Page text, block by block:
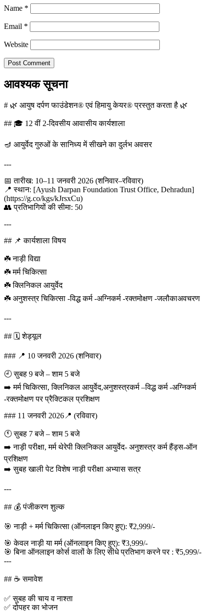
Name *
Email *
Website
आवश्यक सूचना
# 🌿 आयुष दर्पण फाउंडेशन® एवं हिमायु केयर® प्रस्तुत करता है 🌿
## 🎓 12 वीं 2-दिवसीय आवासीय कार्यशाला
🪔 आयुर्वेद गुरुओं के सानिध्य में सीखने का दुर्लभ अवसर
---
📅 तारीख: 10–11 जनवरी 2026 (शनिवार–रविवार)
📍 स्थान: [Ayush Darpan Foundation Trust Office, Dehradun]
(https://g.co/kgs/kJrsxCu)
👥 प्रतिभागियों की सीमा: 50
---
## 📌 कार्यशाला विषय
☘️ नाड़ी विद्या
☘️ मर्म चिकित्सा
☘️ क्लिनिकल आयुर्वेद
☘️ अनुशस्त्र चिकित्सा -विद्ध कर्म -अग्निकर्म -रक्तमोक्षण -जलौकाअवचरण
---
## 🗓️ शेड्यूल
### 📍 10 जनवरी 2026 (शनिवार)
🕘 सुबह 9 बजे – शाम 5 बजे
➡️ मर्म चिकित्सा, क्लिनिकल आयुर्वेद,अनुशस्त्रकर्म –विद्ध कर्म -अग्निकर्म
-रक्तमोक्षण पर प्रैक्टिकल प्रशिक्षण
### 11 जनवरी 2026📍 (रविवार)
🕚 सुबह 7 बजे – शाम 5 बजे
➡️ नाड़ी परीक्षा, मर्म थेरेपी क्लिनिकल आयुर्वेद- अनुशस्त्र कर्म हैंड्स-ऑन
प्रशिक्षण
➡️ सुबह खाली पेट विशेष नाड़ी परीक्षा अभ्यास सत्र
---
## 💰 पंजीकरण शुल्क
🎯 नाड़ी + मर्म चिकित्सा (ऑनलाइन किए हुए): ₹2,999/-
🎯 केवल नाड़ी या मर्म (ऑनलाइन किए हुए): ₹3,999/-
🎯 बिना ऑनलाइन कोर्स वालों के लिए सीधे प्रतिभाग करने पर : ₹5,999/-
---
## ☕ समावेश
✅ सुबह की चाय व नाश्ता
✅ दोपहर का भोजन